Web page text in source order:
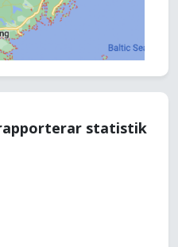
rapporterar statistik